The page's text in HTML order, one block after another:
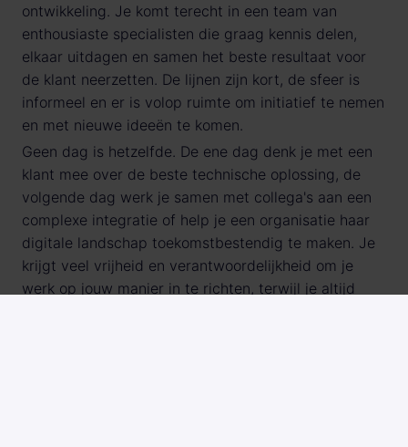
ontwikkeling. Je komt terecht in een team van
enthousiaste specialisten die graag kennis delen,
elkaar uitdagen en samen het beste resultaat voor
de klant neerzetten. De lijnen zijn kort, de sfeer is
informeel en er is volop ruimte om initiatief te nemen
en met nieuwe ideeën te komen.
Geen dag is hetzelfde. De ene dag denk je met een
klant mee over de beste technische oplossing, de
volgende dag werk je samen met collega's aan een
complexe integratie of help je een organisatie haar
digitale landschap toekomstbestendig te maken. Je
krijgt veel vrijheid en verantwoordelijkheid om je
werk op jouw manier in te richten, terwijl je altijd